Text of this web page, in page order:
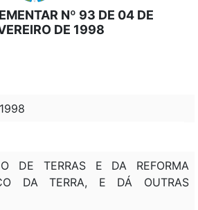
Nº 93 DE 04 DE
DE 1998
DE TERRAS E DA REFORMA
DA TERRA, E DÁ OUTRAS